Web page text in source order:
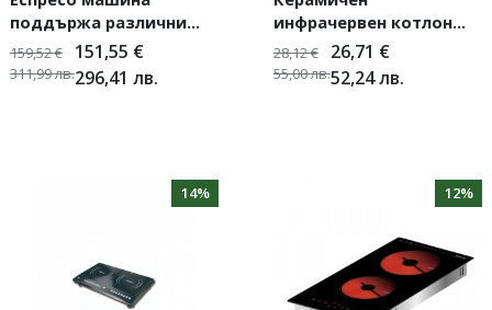
поддържа различни
видове капсули от 8 в 1
Voltz OV51171K8R -19
151,55 €
296,41 лв.
159,52€
311,99лв.
инфрачервен котлон
Rosberg 2000W
26,71 €
52,24лв.
28,12€
55,00лв.
14% 12%